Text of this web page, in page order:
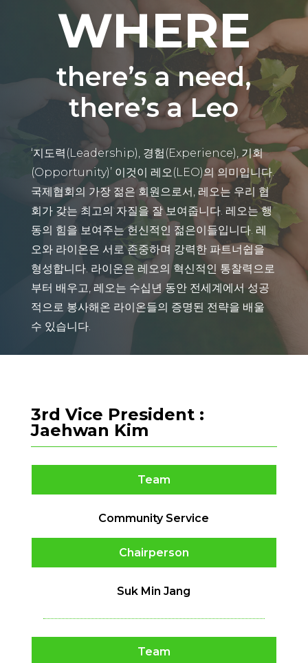
WHERE
there’s a need,
there’s a Leo
‘지도력(Leadership), 경험(Experience), 기회
(Opportunity)’ 이것이 레오(LEO)의 의미입니다.
국제협회의 가장 젊은 회원으로서, 레오는 우리 협
회가 갖는 최고의 자질을 잘 보여줍니다. 레오는 행
동의 힘을 보여주는 헌신적인 젊은이들입니다. 레
오와 라이온은 서로 존중하며 강력한 파트너쉽을
형성합니다. 라이온은 레오의 혁신적인 통찰력으로
부터 배우고, 레오는 수십년 동안 전세계에서 성공
적으로 봉사해온 라이온들의 증명된 전략을 배울
수 있습니다.
3rd Vice President :
Jaehwan Kim
Team
Community Service
Chairperson
Suk Min Jang
Team